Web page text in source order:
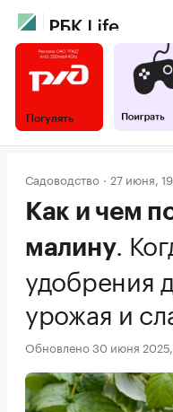
Погулять
Садоводство 27 июня,
Как и чем
малину.
удобрения
урожая и
Обновлено 30 июня